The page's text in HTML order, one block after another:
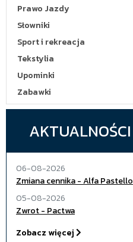
Prawo Jazdy
Słowniki
Sport i rekreacja
Tekstylia
Upominki
Zabawki
AKTUALNOŚCI
06-08-2026
Zmiana cennika - Alfa Pastello
05-08-2026
Zwrot - Pactwa
Zobacz więcej